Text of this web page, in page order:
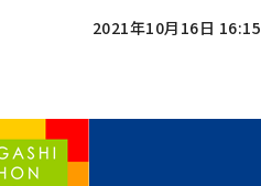
2021年10月16日 16:15